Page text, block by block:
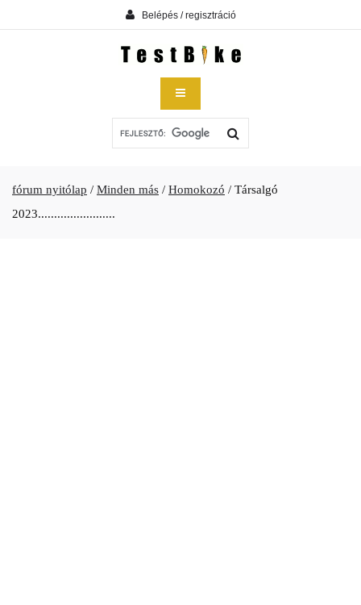
Belépés / regisztráció
fórum nyitólap / Minden más / Homokozó / Társalgó
2023........................